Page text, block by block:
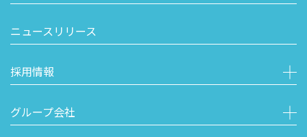
ニュースリリース
採用情報
グループ会社